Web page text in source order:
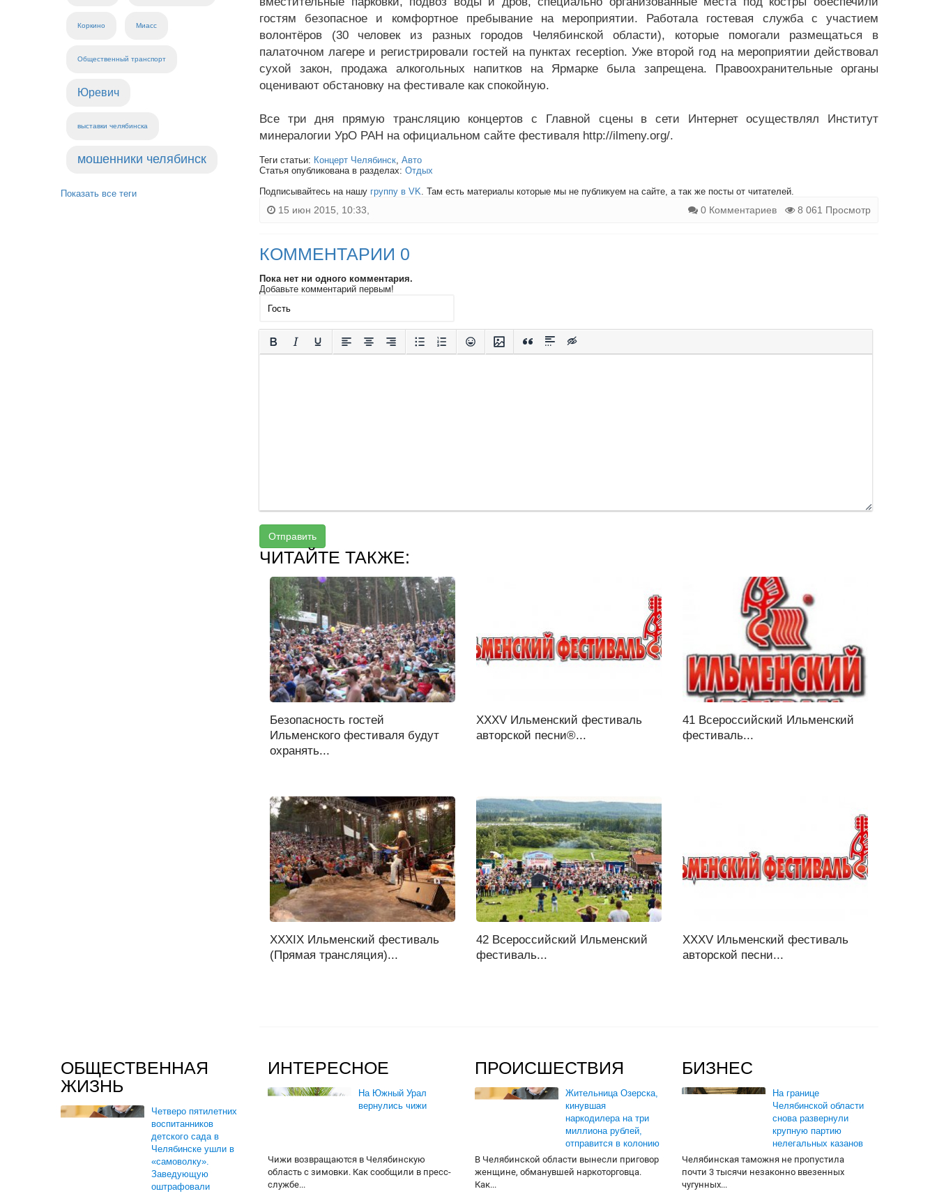
Коркино Миасс
Общественный транспорт
Юревич
выставки челябинска
мошенники челябинск
Показать все теги
гостям безопасное и комфортное пребывание на мероприятии. Работала гостевая служба с участием
волонтёров (30 человек из разных городов Челябинской области), которые помогали размещаться в
палаточном лагере и регистрировали гостей на пунктах reception. Уже второй год на мероприятии действовал
сухой закон, продажа алкогольных напитков на Ярмарке была запрещена. Правоохранительные органы
оценивают обстановку на фестивале как спокойную.
Все три дня прямую трансляцию концертов с Главной сцены в сети Интернет осуществлял Институт
минералогии УрО РАН на официальном сайте фестиваля http://ilmeny.org/.
Теги статьи: Концерт Челябинск, Авто
Статья опубликована в разделах: Отдых
Подписывайтесь на нашу группу в VK. Там есть материалы которые мы не публикуем на сайте, а так же посты от читателей.
15 июн 2015, 10:33, 0 Комментариев 8 061 Просмотр
КОММЕНТАРИИ 0
Пока нет ни одного комментария.
Добавьте комментарий первым!
Отправить
ЧИТАЙТЕ ТАКЖЕ:
Безопасность гостей
Ильменского фестиваля будут
охранять...
XXXV Ильменский фестиваль
авторской песни®...
41 Всероссийский Ильменский
фестиваль...
XXXIX Ильменский фестиваль
(Прямая трансляция)...
42 Всероссийский Ильменский
фестиваль...
XXXV Ильменский фестиваль
авторской песни...
ОБЩЕСТВЕННАЯ
ЖИЗНЬ
Четверо пятилетних
воспитанников
детского сада в
Челябинске ушли в
«самоволку».
Заведующую
оштрафовали
ИНТЕРЕСНОЕ
На Южный Урал
вернулись чижи
Чижи возвращаются в Челябинскую
область с зимовки. Как сообщили в пресс-
службе...
ПРОИСШЕСТВИЯ
Жительница Озерска,
кинувшая
наркодилера на три
миллиона рублей,
отправится в колонию
В Челябинской области вынесли приговор
женщине, обманувшей наркоторговца.
Как...
БИЗНЕС
На границе
Челябинской области
снова развернули
крупную партию
нелегальных казанов
Челябинская таможня не пропустила
почти 3 тысячи незаконно ввезенных
чугунных...